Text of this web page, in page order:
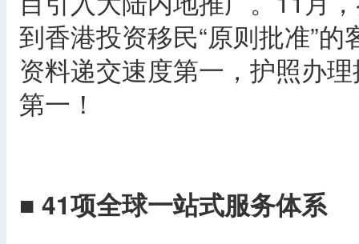
到香港投资移民“原则批准”的
资料递交速度第一，护照办
第一！
■ 41项全球一站式服务体系